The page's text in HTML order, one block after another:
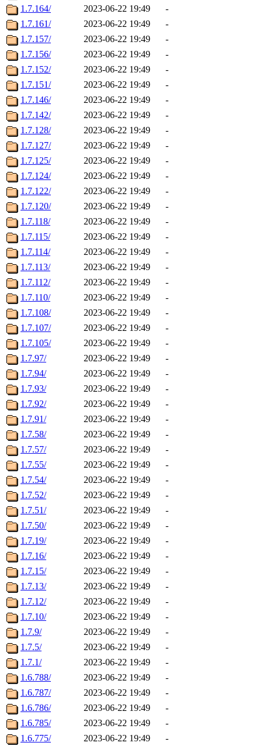
1.7.164/
2023-06-22 19:49
-
1.7.161/
2023-06-22 19:49
-
1.7.157/
2023-06-22 19:49
-
1.7.156/
2023-06-22 19:49
-
1.7.152/
2023-06-22 19:49
-
1.7.151/
2023-06-22 19:49
-
1.7.146/
2023-06-22 19:49
-
1.7.142/
2023-06-22 19:49
-
1.7.128/
2023-06-22 19:49
-
1.7.127/
2023-06-22 19:49
-
1.7.125/
2023-06-22 19:49
-
1.7.124/
2023-06-22 19:49
-
1.7.122/
2023-06-22 19:49
-
1.7.120/
2023-06-22 19:49
-
1.7.118/
2023-06-22 19:49
-
1.7.115/
2023-06-22 19:49
-
1.7.114/
2023-06-22 19:49
-
1.7.113/
2023-06-22 19:49
-
1.7.112/
2023-06-22 19:49
-
1.7.110/
2023-06-22 19:49
-
1.7.108/
2023-06-22 19:49
-
1.7.107/
2023-06-22 19:49
-
1.7.105/
2023-06-22 19:49
-
1.7.97/
2023-06-22 19:49
-
1.7.94/
2023-06-22 19:49
-
1.7.93/
2023-06-22 19:49
-
1.7.92/
2023-06-22 19:49
-
1.7.91/
2023-06-22 19:49
-
1.7.58/
2023-06-22 19:49
-
1.7.57/
2023-06-22 19:49
-
1.7.55/
2023-06-22 19:49
-
1.7.54/
2023-06-22 19:49
-
1.7.52/
2023-06-22 19:49
-
1.7.51/
2023-06-22 19:49
-
1.7.50/
2023-06-22 19:49
-
1.7.19/
2023-06-22 19:49
-
1.7.16/
2023-06-22 19:49
-
1.7.15/
2023-06-22 19:49
-
1.7.13/
2023-06-22 19:49
-
1.7.12/
2023-06-22 19:49
-
1.7.10/
2023-06-22 19:49
-
1.7.9/
2023-06-22 19:49
-
1.7.5/
2023-06-22 19:49
-
1.7.1/
2023-06-22 19:49
-
1.6.788/
2023-06-22 19:49
-
1.6.787/
2023-06-22 19:49
-
1.6.786/
2023-06-22 19:49
-
1.6.785/
2023-06-22 19:49
-
1.6.775/
2023-06-22 19:49
-